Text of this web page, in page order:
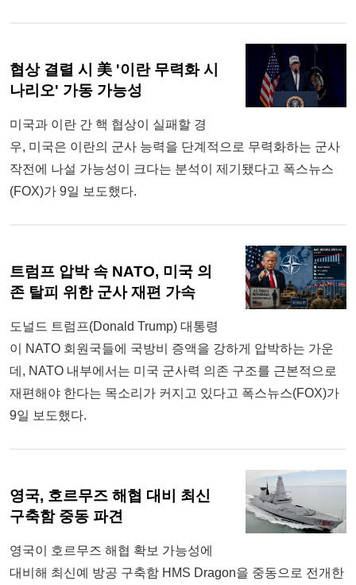
협상 결렬 시 美 '이란 무력화 시
나리오' 가동 가능성
미국과 이란 간 핵 협상이 실패할 경
우, 미국은 이란의 군사 능력을 단계적으로 무력화하는 군사
작전에 나설 가능성이 크다는 분석이 제기됐다고 폭스뉴스
(FOX)가 9일 보도했다.
트럼프 압박 속 NATO, 미국 의
존 탈피 위한 군사 재편 가속
도널드 트럼프(Donald Trump) 대통령
이 NATO 회원국들에 국방비 증액을 강하게 압박하는 가운
데, NATO 내부에서는 미국 군사력 의존 구조를 근본적으로
재편해야 한다는 목소리가 커지고 있다고 폭스뉴스(FOX)가
9일 보도했다.
영국, 호르무즈 해협 대비 최신
구축함 중동 파견
영국이 호르무즈 해협 확보 가능성에
대비해 최신예 방공 구축함 HMS Dragon을 중동으로 전개한